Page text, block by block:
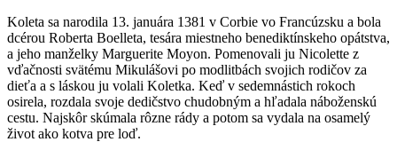
Koleta sa narodila 13. januára 1381 v Corbie vo Francúzsku a bola
dcérou Roberta Boelleta, tesára miestneho benediktínskeho opátstva,
a jeho manželky Marguerite Moyon. Pomenovali ju Nicolette z
vďačnosti svätému Mikulášovi po modlitbách svojich rodičov za
dieťa a s láskou ju volali Koletka. Keď v sedemnástich rokoch
osirela, rozdala svoje dedičstvo chudobným a hľadala náboženskú
cestu. Najskôr skúmala rôzne rády a potom sa vydala na osamelý
život ako kotva pre loď.